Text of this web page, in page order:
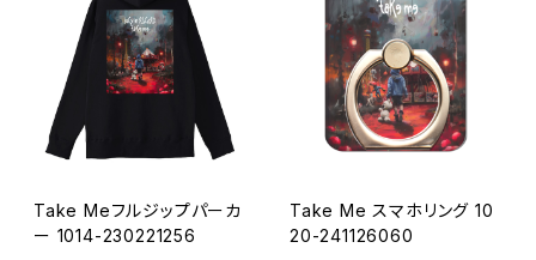
Take Meフルジップパーカ
ー 1014-230221256
Take Me スマホリング 10
20-241126060